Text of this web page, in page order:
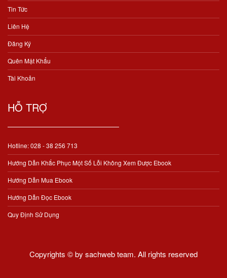
Tin Tức
Liên Hệ
Đăng Ký
Quên Mật Khẩu
Tài Khoản
HỖ TRỢ
Hotline: 028 - 38 256 713
Hướng Dẫn Khắc Phục Một Số Lỗi Không Xem Được Ebook
Hướng Dẫn Mua Ebook
Hướng Dẫn Đọc Ebook
Quy Định Sử Dụng
Copyrights © by sachweb team. All rights reserved